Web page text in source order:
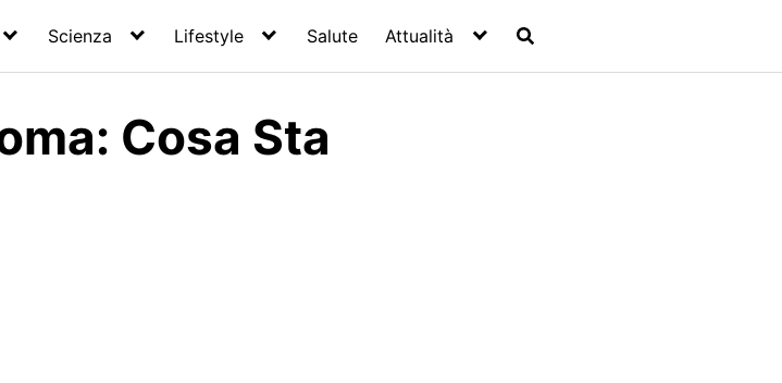
Scienza Lifestyle Salute Attualità
Cosa Sta